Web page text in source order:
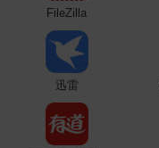
FileZilla
迅雷